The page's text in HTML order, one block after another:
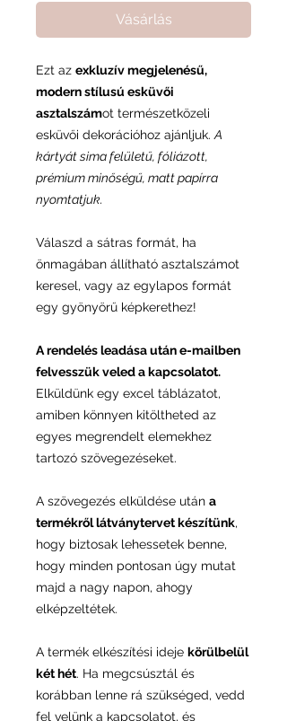
Vásárlás
Ezt az exkluzív megjelenésű,
modern stílusú esküvői
asztalszámot természetközeli
esküvői dekorációhoz ajánljuk.A
kártyát sima felületű, fóliázott,
prémium minőségű, matt papírra
nyomtatjuk.
Válaszd a sátras formát, ha
önmagában állítható asztalszámot
keresel, vagy az egylapos formát
egy gyönyörű képkerethez!
A rendelés leadása után e-mailben
felvesszük veled a kapcsolatot.
Elküldünk egy excel táblázatot,
amiben könnyen kitöltheted az
egyes megrendelt elemekhez
tartozó szövegezéseket.
A szövegezés elküldése után a
termékről látványtervet készítünk,
hogy biztosak lehessetek benne,
hogy minden pontosan úgy mutat
majd a nagy napon, ahogy
elképzeltétek.
A termék elkészítési ideje körülbelül
két hét. Ha megcsúsztál és
korábban lenne rá szükséged, vedd
fel velünk a kapcsolatot, és